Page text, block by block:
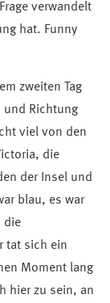
verwandelt
hat. Funny
zweiten Tag
und Richtung
viel von den
die
der Insel und
blau, es war
die
tat sich ein
Moment lang
hier zu sein, an